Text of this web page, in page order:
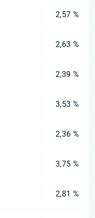
2,57 %
2,63 %
2,39 %
3,53 %
2,36 %
3,75 %
2,81 %